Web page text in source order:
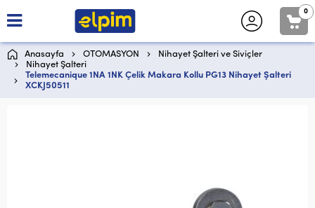
0
Anasayfa OTOMASYON
Nihayet Şalteri ve Siviçler
Nihayet Şalteri
Telemecanique 1NA 1NK Çelik Makara Kollu PG13 Nihayet Şalteri
XCKJ50511